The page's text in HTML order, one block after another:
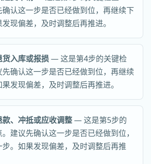
确认这一步是否已经做到位，再继续下
现偏差，及时调整后再推进。
入库或报损 — 这是第4步的关键检
确认这一步是否已经做到位，再继续
发现偏差，及时调整后再推进。
款、冲抵或应收调整— 这是第5步的
建议先确认这一步是否已经做到位，
。如果发现偏差，及时调整后再推